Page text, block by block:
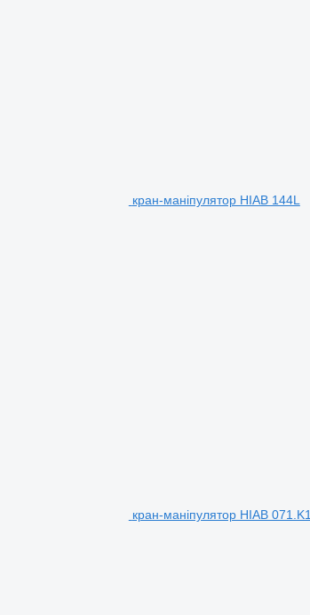
кран-маніпулятор HIAB 144L
кран-маніпулятор HIAB 071.K1